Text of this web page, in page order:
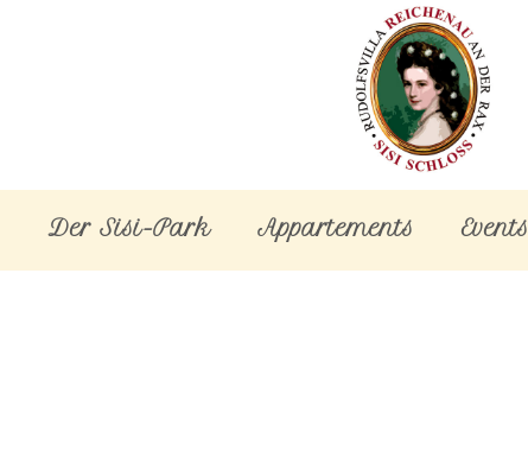
Der Sisi-Park Appartements Events